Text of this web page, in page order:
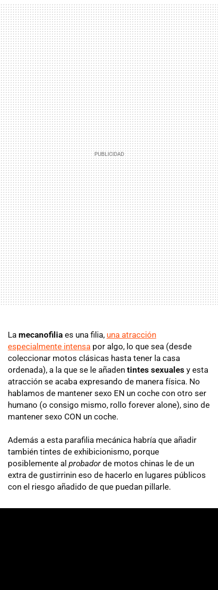
La mecanofilia es una filia, una atracción
especialmente intensa por algo, lo que sea (desde
coleccionar motos clásicas hasta tener la casa
ordenada), a la que se le añaden tintes sexuales y esta
atracción se acaba expresando de manera física. No
hablamos de mantener sexo EN un coche con otro ser
humano (o consigo mismo, rollo forever alone), sino de
mantener sexo CON un coche.
Además a esta parafilia mecánica habría que añadir
también tintes de exhibicionismo, porque
posiblemente al probador de motos chinas le de un
extra de gustirrinin eso de hacerlo en lugares públicos
con el riesgo añadido de que puedan pillarle.